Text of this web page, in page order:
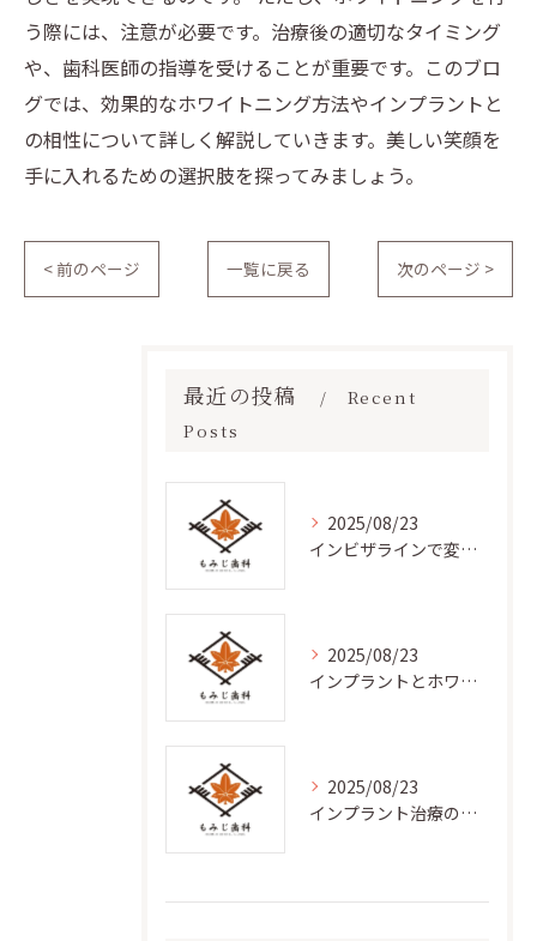
う際には、注意が必要です。治療後の適切なタイミング
や、歯科医師の指導を受けることが重要です。このブロ
グでは、効果的なホワイトニング方法やインプラントと
の相性について詳しく解説していきます。美しい笑顔を
手に入れるための選択肢を探ってみましょう。
< 前のページ 一覧に戻る 次のページ >
最近の投稿
Recent
Posts
2025/08/23
インビザラインで変わる歯科治療
2025/08/23
インプラントとホワイトニングの相乗効果
2025/08/23
インプラント治療の効果と利点